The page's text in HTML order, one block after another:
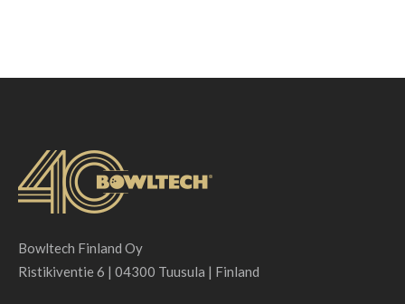
Bowltech Finland Oy
Ristikiventie 6 | 04300 Tuusula | Finland